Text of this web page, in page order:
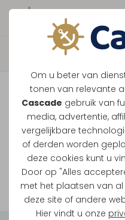
Om u beter van
tonen van relevante
Cascade gebruik van
media, advertentie,
vergelijkbare
of derden worden
deze cookies kunt u
Door op "Alles
met het plaatsen van
deze site of andere
Hier vindt u onze
Boek
Vaar je
Ondanks de
onze
Bekijk